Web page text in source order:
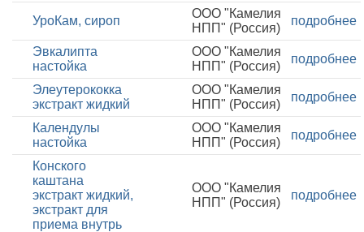
УроКам, сироп
ООО "Камелия
НПП" (Россия)
подробнее
Эвкалипта
настойка
ООО "Камелия
НПП" (Россия)
подробнее
Элеутерококка
экстракт жидкий
ООО "Камелия
НПП" (Россия)
подробнее
Календулы
настойка
ООО "Камелия
НПП" (Россия)
подробнее
Конского
каштана
экстракт жидкий,
экстракт для
приема внутрь
ООО "Камелия
НПП" (Россия)
подробнее